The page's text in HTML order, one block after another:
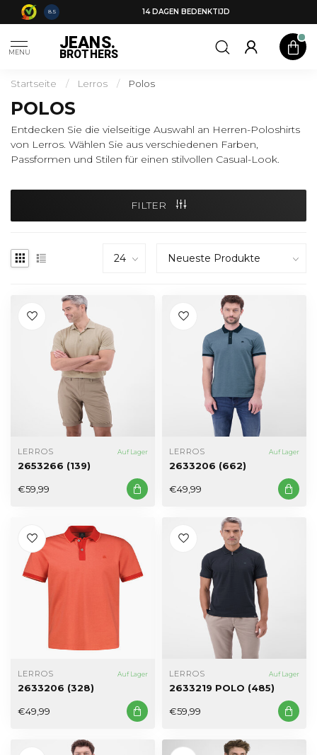
8.5 14 DAGEN BEDENKTIJD
MENU JEANS.
BROTHERS
Startseite / Lerros / Polos
POLOS
Entdecken Sie die vielseitige Auswahl an Herren-Poloshirts
von Lerros. Wählen Sie aus verschiedenen Farben,
Passformen und Stilen für einen stilvollen Casual-Look.
FILTER
LERROS Auf Lager
2653266 (139)
€59,99
LERROS Auf Lager
2633206 (662)
€49,99
LERROS Auf Lager
2633206 (328)
€49,99
LERROS Auf Lager
2633219 POLO (485)
€59,99